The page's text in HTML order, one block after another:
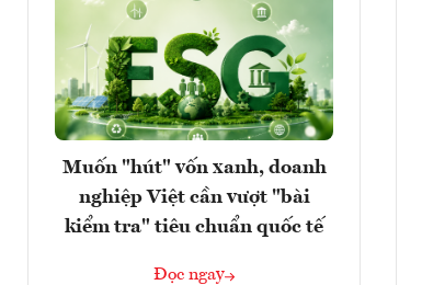
Muốn "hút" vốn xanh, doanh
nghiệp Việt cần vượt "bài
kiểm tra" tiêu chuẩn quốc tế
Đọc ngay